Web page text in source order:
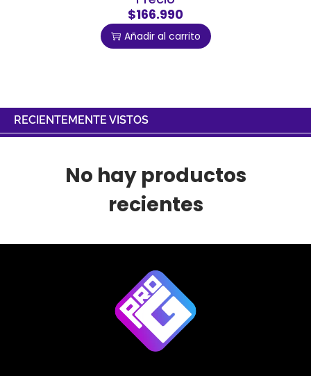
$166.990
Añadir al carrito
RECIENTEMENTE VISTOS
No hay productos
recientes